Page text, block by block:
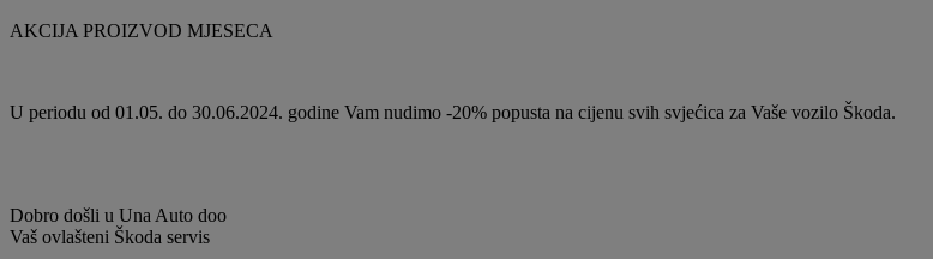
AKCIJA PROIZVOD MJESECA
U periodu od 01.05. do 30.06.2024. godine Vam nudimo -20% popusta na cijenu svih svjećica za Vaše vozilo Škoda.
Dobro došli u Una Auto doo
Vaš ovlašteni Škoda servis